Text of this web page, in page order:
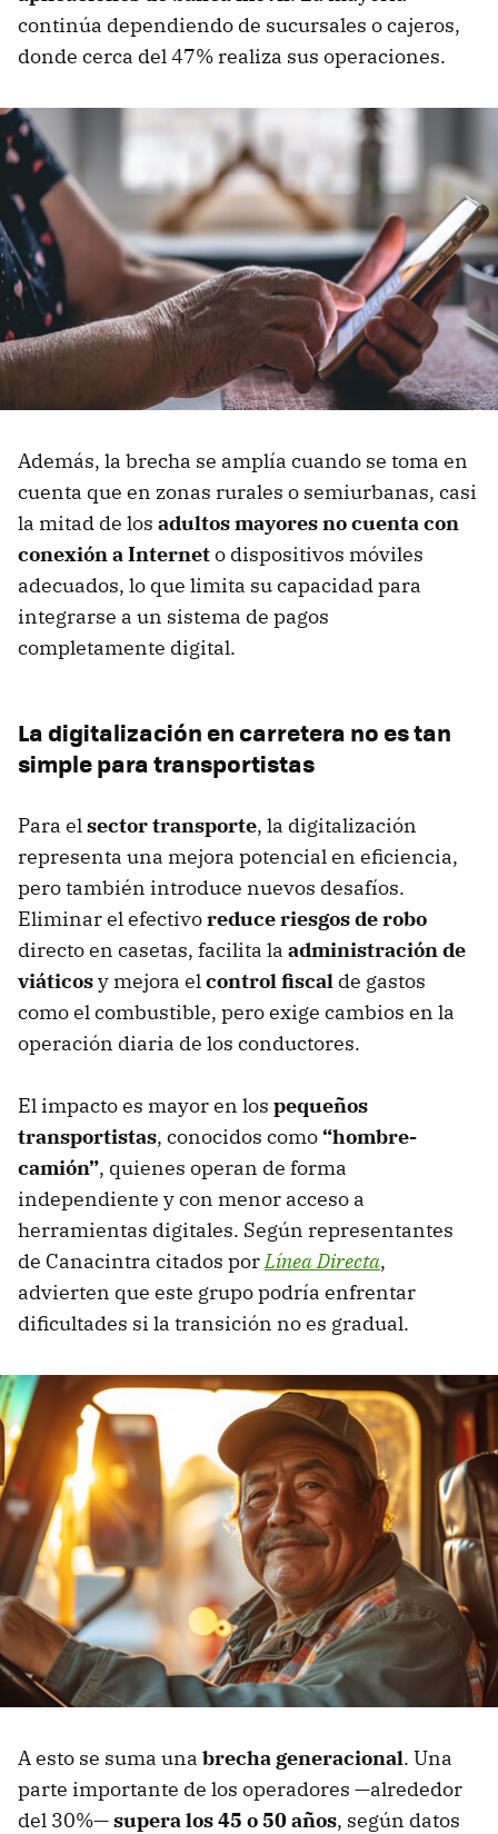
continúa dependiendo de sucursales o cajeros,
donde cerca del 47% realiza sus operaciones.
Además, la brecha se amplía cuando se toma en
cuenta que en zonas rurales o semiurbanas, casi
la mitad de los adultos mayores no cuenta con
conexión a Interneto dispositivos móviles
adecuados, lo que limita su capacidad para
integrarse a un sistema de pagos
completamente digital.
La digitalización en carretera no es tan
simple para transportistas
Para elsector transporte, la digitalización
representa una mejora potencial en eficiencia,
pero también introduce nuevos desafíos.
Eliminar el efectivoreduce riesgos de robo
directo en casetas, facilita la administración de
viáticosy mejora elcontrol fiscal de gastos
como el combustible, pero exige cambios en la
operación diaria de los conductores.
El impacto es mayor en los pequeños
transportistas, conocidos como“hombre-
camión”, quienes operan de forma
independiente y con menor acceso a
herramientas digitales. Según representantes
de Canacintra citados porLínea Directa,
advierten que este grupo podría enfrentar
dificultades si la transición no es gradual.
A esto se suma una brecha generacional. Una
parte importante de los operadores —alrededor
del 30%—supera los 45 o 50 años, según datos